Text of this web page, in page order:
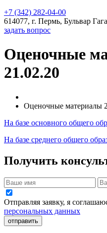
+7 (342) 282-04-00
614077, г. Пермь, Бульвар
задать вопрос
Оценочные
21.02.20
Оценочные материалы
На базе основного общего
На базе среднего общего
Получить
Отправляя заявку, я
персональных данных
отправить